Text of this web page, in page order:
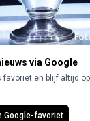
via Google
en blijf altijd
Google-favoriet